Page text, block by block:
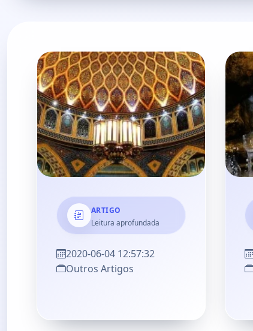
ARTIGO
Leitura aprofundada
2020-06-04 12:57:32
Outros Artigos